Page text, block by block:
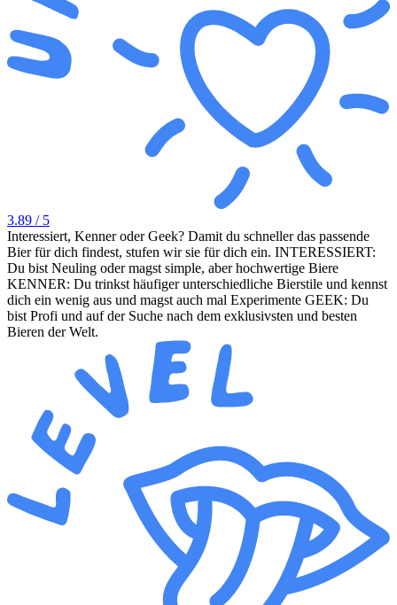
3.89 / 5
Interessiert, Kenner oder Geek? Damit du schneller das passende
Bier für dich findest, stufen wir sie für dich ein. INTERESSIERT:
Du bist Neuling oder magst simple, aber hochwertige Biere
KENNER: Du trinkst häufiger unterschiedliche Bierstile und kennst
dich ein wenig aus und magst auch mal Experimente GEEK: Du
bist Profi und auf der Suche nach dem exklusivsten und besten
Bieren der Welt.